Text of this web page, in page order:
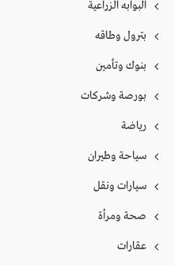
البوابه الزراعية
بترول وطاقه
بنوك وتأمين
بورصة وشركات
رياضة
سياحة وطيران
سيارات ونقل
صحة ومرأة
عقارات